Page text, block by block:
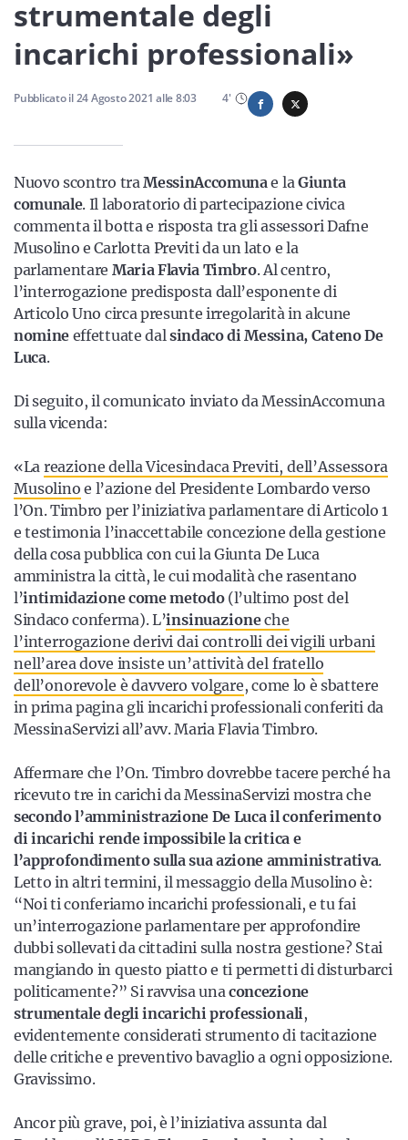
Servizi
Resta sempre aggiornato con le ultime news, iscriviti alla
nostra newsletter
Iscriviti
strumentale degli
incarichi professionali»
Pubblicato il24 Agosto 2021 alle8:03 4'
Nuovo scontro traMessinAccomunae laGiunta
comunale. Il laboratorio di partecipazione civica
commenta il botta e risposta tra gli assessori Dafne
Musolino e Carlotta Previti da un lato e la
parlamentare Maria Flavia Timbro. Al centro,
l’interrogazione predisposta dall’esponente di
Articolo Uno circa presunte irregolarità in alcune
nomine effettuate dalsindaco di Messina, Cateno De
Luca.
Di seguito, il comunicato inviato da MessinAccomuna
sulla vicenda:
«La reazione della Vicesindaca Previti, dell’Assessora
Musolino e l’azione del Presidente Lombardo verso
l’On. Timbro per l’iniziativa parlamentare di Articolo 1
e testimonia l’inaccettabile concezione della gestione
della cosa pubblica con cui la Giunta De Luca
amministra la città, le cui modalità che rasentano
l’intimidazione come metodo(l’ultimo post del
Sindaco conferma). L’insinuazioneche
l’interrogazione derivi dai controlli dei vigili urbani
nell’area dove insiste un’attività del fratello
dell’onorevole è davvero volgare, come lo è sbattere
in prima pagina gli incarichi professionali conferiti da
MessinaServizi all’avv. Maria Flavia Timbro.
Affermare che l’On. Timbro dovrebbe tacere perché ha
ricevuto tre in carichi da MessinaServizi mostra che
secondo l’amministrazione De Luca il conferimento
di incarichi rende impossibile la critica e
l’approfondimento sulla sua azione amministrativa.
Letto in altri termini, il messaggio della Musolino è:
“Noi ti conferiamo incarichi professionali, e tu fai
un’interrogazione parlamentare per approfondire
dubbi sollevati da cittadini sulla nostra gestione? Stai
mangiando in questo piatto e ti permetti di disturbarci
politicamente?” Si ravvisa unaconcezione
strumentale degli incarichi professionali,
evidentemente considerati strumento di tacitazione
delle critiche e preventivo bavaglio a ogni opposizione.
Gravissimo.
Ancor più grave, poi, è l’iniziativa assunta dal